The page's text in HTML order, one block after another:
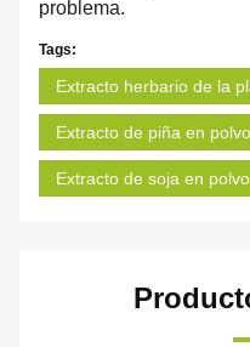
problema.
Tags:
Extracto herbario de la
Extracto de piña en polvo
Extracto de soja en polvo